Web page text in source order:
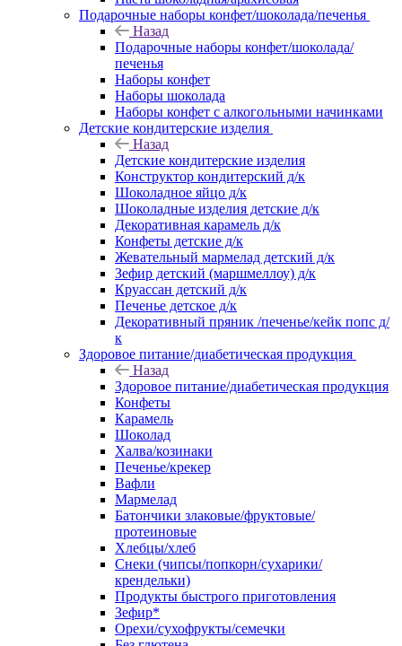
Подарочные наборы конфет/шоколада/печенья
Назад
Подарочные наборы конфет/шоколада/
печенья
Наборы конфет
Наборы шоколада
Наборы конфет с алкогольными начинками
Детские кондитерские изделия
Назад
Детские кондитерские изделия
Конструктор кондитерский д/к
Шоколадное яйцо д/к
Шоколадные изделия детские д/к
Декоративная карамель д/к
Конфеты детские д/к
Жевательный мармелад детский д/к
Зефир детский (маршмеллоу) д/к
Круассан детский д/к
Печенье детское д/к
Декоративный пряник /печенье/кейк попс д/
к
Здоровое питание/диабетическая продукция
Назад
Здоровое питание/диабетическая продукция
Конфеты
Карамель
Шоколад
Халва/козинаки
Печенье/крекер
Вафли
Мармелад
Батончики злаковые/фруктовые/
протеиновые
Хлебцы/хлеб
Снеки (чипсы/попкорн/сухарики/
крендельки)
Продукты быстрого приготовления
Зефир*
Орехи/сухофрукты/семечки